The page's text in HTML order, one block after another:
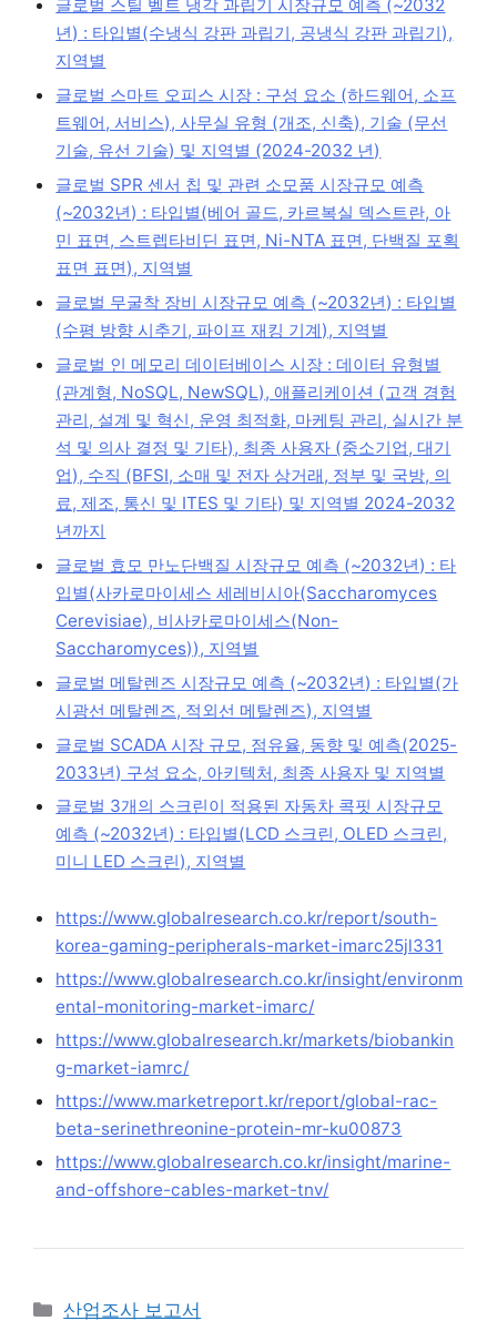
글로벌 스틸 벨트 냉각 과립기 시장규모 예측 (~2032
년) : 타입별(수냉식 강판 과립기, 공냉식 강판 과립기),
지역별
글로벌 스마트 오피스 시장 : 구성 요소 (하드웨어, 소프
트웨어, 서비스), 사무실 유형 (개조, 신축), 기술 (무선
기술, 유선 기술) 및 지역별 (2024-2032 년)
글로벌 SPR 센서 칩 및 관련 소모품 시장규모 예측
(~2032년) : 타입별(베어 골드, 카르복실 덱스트란, 아
민 표면, 스트렙타비딘 표면, Ni-NTA 표면, 단백질 포획
표면 표면), 지역별
글로벌 무굴착 장비 시장규모 예측 (~2032년) : 타입별
(수평 방향 시추기, 파이프 재킹 기계), 지역별
글로벌 인 메모리 데이터베이스 시장 : 데이터 유형별
(관계형, NoSQL, NewSQL), 애플리케이션 (고객 경험
관리, 설계 및 혁신, 운영 최적화, 마케팅 관리, 실시간 분
석 및 의사 결정 및 기타), 최종 사용자 (중소기업, 대기
업), 수직 (BFSI, 소매 및 전자 상거래, 정부 및 국방, 의
료, 제조, 통신 및 ITES 및 기타) 및 지역별 2024-2032
년까지
글로벌 효모 만노단백질 시장규모 예측 (~2032년) : 타
입별(사카로마이세스 세레비시아(Saccharomyces
Cerevisiae), 비사카로마이세스(Non-
Saccharomyces)), 지역별
글로벌 메탈렌즈 시장규모 예측 (~2032년) : 타입별(가
시광선 메탈렌즈, 적외선 메탈렌즈), 지역별
글로벌 SCADA 시장 규모, 점유율, 동향 및 예측(2025-
2033년) 구성 요소, 아키텍처, 최종 사용자 및 지역별
글로벌 3개의 스크린이 적용된 자동차 콕핏 시장규모
예측 (~2032년) : 타입별(LCD 스크린, OLED 스크린,
미니 LED 스크린), 지역별
https://www.globalresearch.co.kr/report/south-
korea-gaming-peripherals-market-imarc25jl331
https://www.globalresearch.co.kr/insight/environm
ental-monitoring-market-imarc/
https://www.globalresearch.kr/markets/biobankin
g-market-iamrc/
https://www.marketreport.kr/report/global-rac-
beta-serinethreonine-protein-mr-ku00873
https://www.globalresearch.co.kr/insight/marine-
and-offshore-cables-market-tnv/
Categories
산업조사 보고서